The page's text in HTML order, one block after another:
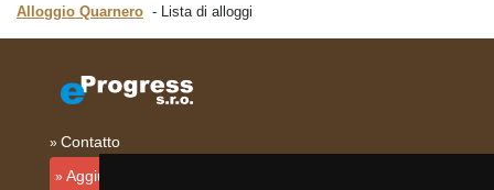
Alloggio Quarnero
Lista di alloggi
Contatto
Aggiungi la tua sistemazione